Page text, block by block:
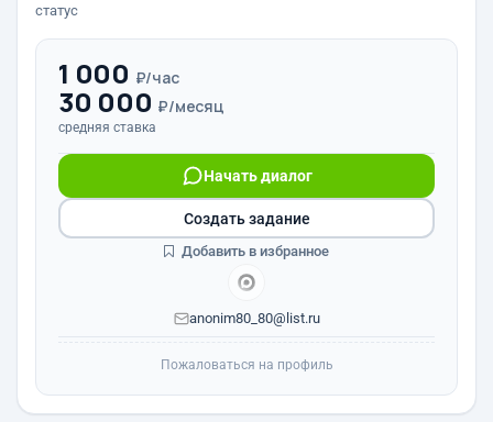
статус
1 000 ₽/час
30 000 ₽/месяц
средняя ставка
Начать диалог
anonim80_80@list.ru
Создать задание
Добавить в избранное
Пожаловаться на профиль